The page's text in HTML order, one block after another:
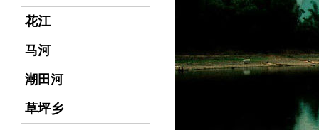
花江
马河
潮田河
草坪乡